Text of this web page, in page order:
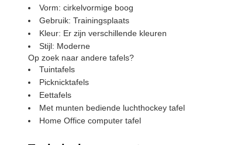
Vorm: cirkelvormige boog
Gebruik: Trainingsplaats
Kleur: Er zijn verschillende kleuren
Stijl: Moderne
Op zoek naar andere tafels?
Tuintafels
Picknicktafels
Eettafels
Met munten bediende luchthockey tafel
Home Office computer tafel